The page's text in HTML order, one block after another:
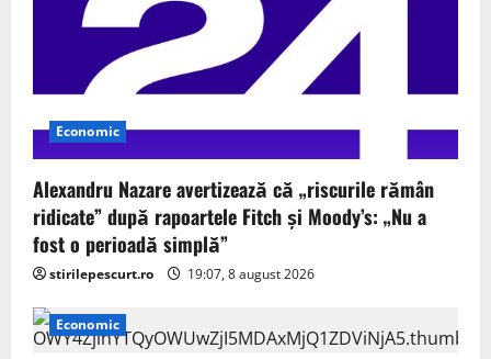
Economic
Alexandru Nazare avertizează că „riscurile rămân
ridicate” după rapoartele Fitch și Moody’s: „Nu a
fost o perioadă simplă”
stirilepescurt.ro 19:07, 8 august 2026
Economic